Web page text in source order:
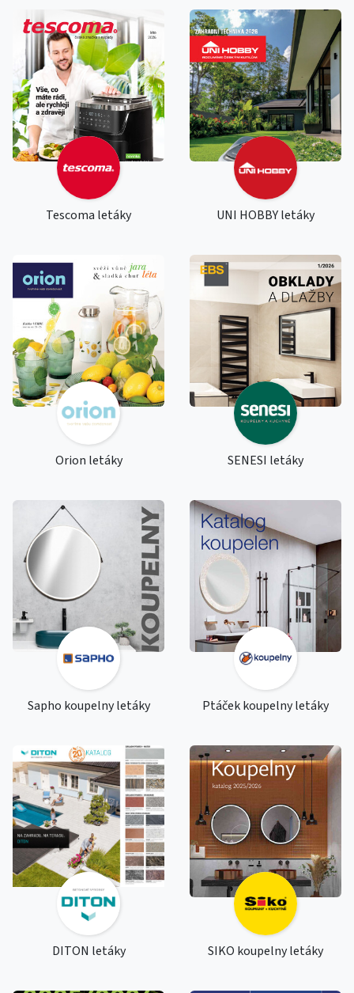
Tescoma letáky UNI HOBBY letáky
Orion letáky SENESI letáky
Sapho koupelny letáky Ptáček koupelny letáky
DITON letáky SIKO koupelny letáky